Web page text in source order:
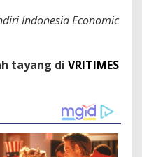
Indonesia Economic
tayang di VRITIMES